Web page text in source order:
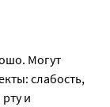
Могут
слабость,
и